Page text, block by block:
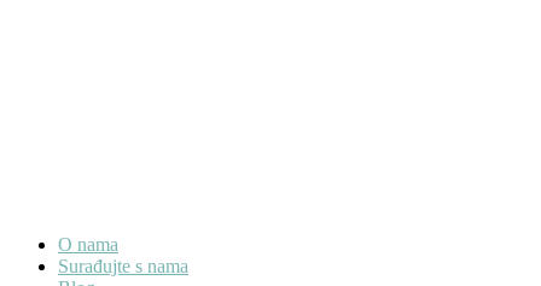
O nama
Surađujte s nama